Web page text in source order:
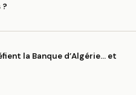
?
la Banque d’Algérie… et